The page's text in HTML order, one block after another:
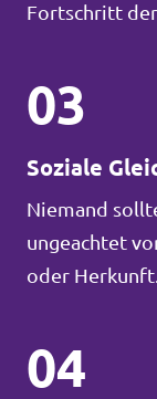
Fortschritt
03
Soziale
Niemand
ungeachtet
oder
04